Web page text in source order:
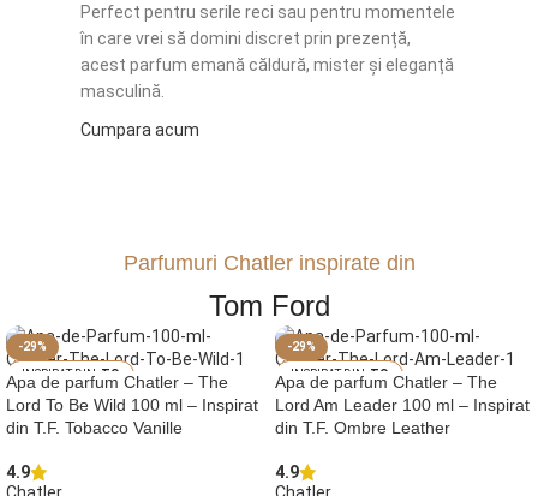
Perfect pentru serile reci sau pentru momentele
în care vrei să domini discret prin prezență,
acest parfum emană căldură, mister și eleganță
masculină.
Cumpara acum
Parfumuri Chatler inspirate din
Tom Ford
-29%
TO
M FORD TOBACC
O VANILLE
Apa de parfum Chatler – The
Lord To Be Wild 100 ml – Inspirat
din T.F. Tobacco Vanille
4.9
-29%
TO
M FORD OMBRE L
EATHER
Apa de parfum Chatler – The
Lord Am Leader 100 ml – Inspirat
din T.F. Ombre Leather
4.9